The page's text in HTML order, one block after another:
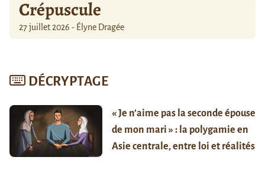
Crépuscule
27 juillet 2026 - Élyne Dragée
DÉCRYPTAGE
« Je n’aime pas la seconde épouse
de mon mari » : la polygamie en
Asie centrale, entre loi et réalités